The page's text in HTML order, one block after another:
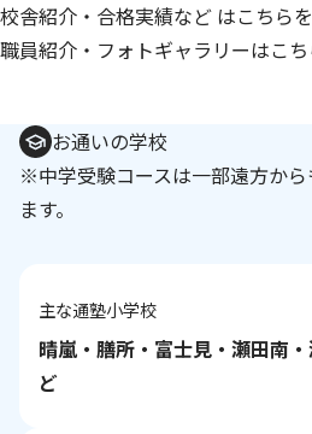
校舎紹介・合格実績など は
職員紹介・フォトギャラリー
お通いの学校
※中学受験コースは一部遠方か
ます。
主な通塾小学校
晴嵐・膳所・富士見・瀬田南
ど